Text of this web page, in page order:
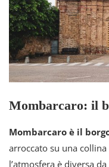
Mombarcaro: il
Mombarcaro è il
arroccato su una
l’atmosfera è diversa